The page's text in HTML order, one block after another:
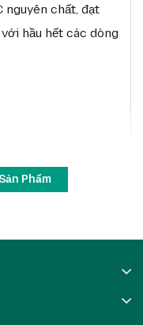
nguyên chất, đạt
hầu hết các dòng
Polyvinyl Chloride
nhẵn mịn, đảm
: 86 x 54 mm,
đương thẻ ATM.
Phẩm